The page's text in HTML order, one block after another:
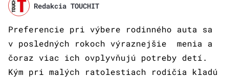
Redakcia TOUCHIT
Preferencie pri výbere rodinného auta sa
v posledných rokoch výraznejšie menia a
čoraz viac ich ovplyvňujú potreby detí.
Kým pri malých ratolestiach rodičia kladú